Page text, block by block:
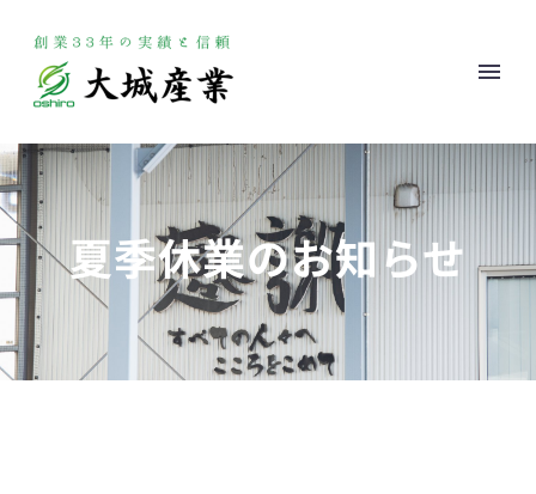
夏季休業のお知らせ